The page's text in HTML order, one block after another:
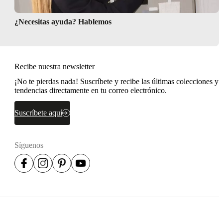
¿Necesitas ayuda? Hablemos
Recibe nuestra newsletter
¡No te pierdas nada! Suscríbete y recibe las últimas colecciones y
tendencias directamente en tu correo electrónico.
Suscríbete aquí
Síguenos